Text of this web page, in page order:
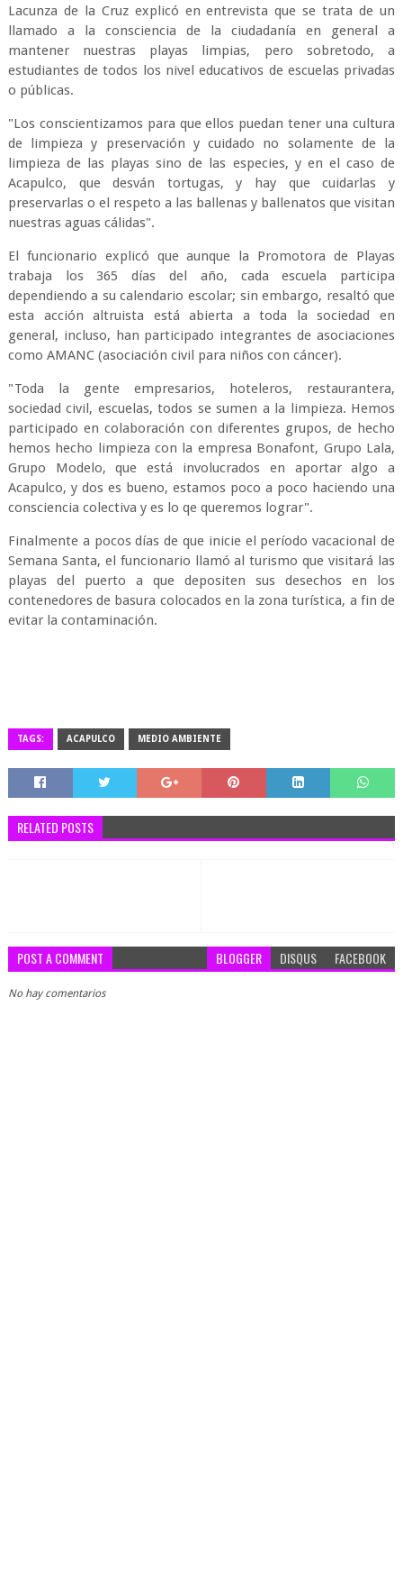
Lacunza de la Cruz explicó en entrevista que se trata de un
llamado a la consciencia de la ciudadanía en general a
mantener nuestras playas limpias, pero sobretodo, a
estudiantes de todos los nivel educativos de escuelas privadas
o públicas.
"Los conscientizamos para que ellos puedan tener una cultura
de limpieza y preservación y cuidado no solamente de la
limpieza de las playas sino de las especies, y en el caso de
Acapulco, que desván tortugas, y hay que cuidarlas y
preservarlas o el respeto a las ballenas y ballenatos que visitan
nuestras aguas cálidas".
El funcionario explicó que aunque la Promotora de Playas
trabaja los 365 días del año, cada escuela participa
dependiendo a su calendario escolar; sin embargo, resaltó que
esta acción altruista está abierta a toda la sociedad en
general, incluso, han participado integrantes de asociaciones
como AMANC (asociación civil para niños con cáncer).
"Toda la gente empresarios, hoteleros, restaurantera,
sociedad civil, escuelas, todos se sumen a la limpieza. Hemos
participado en colaboración con diferentes grupos, de hecho
hemos hecho limpieza con la empresa Bonafont, Grupo Lala,
Grupo Modelo, que está involucrados en aportar algo a
Acapulco, y dos es bueno, estamos poco a poco haciendo una
consciencia colectiva y es lo qe queremos lograr".
Finalmente a pocos días de que inicie el período vacacional de
Semana Santa, el funcionario llamó al turismo que visitará las
playas del puerto a que depositen sus desechos en los
contenedores de basura colocados en la zona turística, a fin de
evitar la contaminación.
TAGS: ACAPULCO MEDIO AMBIENTE
RELATED POSTS
POST A COMMENT BLOGGER DISQUS FACEBOOK
No hay comentarios